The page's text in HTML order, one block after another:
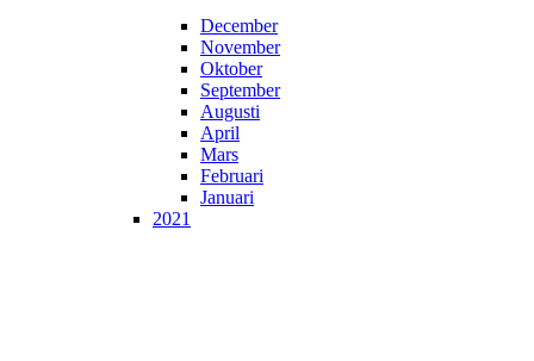
December
November
Oktober
September
Augusti
April
Mars
Februari
Januari
2021